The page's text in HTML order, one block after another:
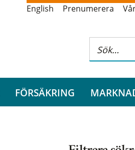
English Prenumerera
FÖRSÄKRING